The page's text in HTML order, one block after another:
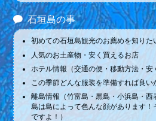
石垣島の事
初めての石垣島観光のお薦めを知りた
人気のお土産物・安く買えるお店
ホテル情報（交通の便・移動方法・
この季節どんな服装を準備すれば良い
離島情報（竹富島・黒島・小浜島・
島は島によって色んな顔があります！
ですよ！）